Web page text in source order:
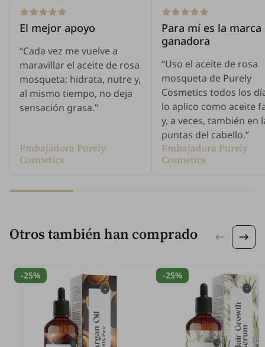
El mejor apoyo
“Cada vez me vuelve a
maravillar el aceite de rosa
mosqueta: hidrata, nutre y,
al mismo tiempo, no deja
sensación grasa.”
Embajadora Purely
Cosmetics
Para mí es la marca
ganadora
“Uso el aceite de rosa
mosqueta de Purely
Cosmetics todos los
lo aplico como aceite
y, a veces, también en
puntas del cabello.”
Embajadora Purely
Cosmetics
Otros también han comprado
-25% -25%